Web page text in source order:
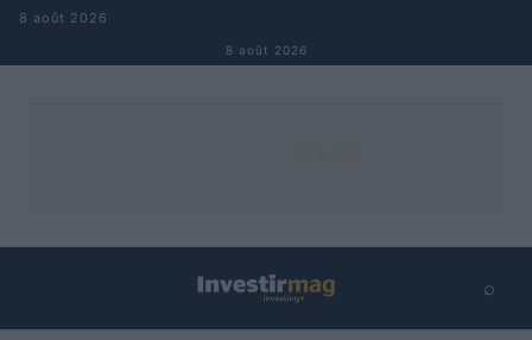
Aller au contenu
8 août 2026
8 août 2026
⌕